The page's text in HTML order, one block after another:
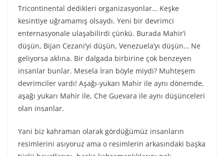
Tricontinental dedikleri organizasyonlar… Keşke
kesintiye uğramamış olsaydı. Yeni bir devrimci
enternasyonale ulaşabilirdi çünkü. Burada Mahir’i
düşün, Bijan Cezani’yi düşün, Venezuela’yı düşün… Ne
geliyorsa aklına. Bir dalgada birbirine çok benzeyen
insanlar bunlar. Mesela İran böyle miydi? Muhteşem
devrimciler vardı! Aşağı-yukarı Mahir ile aynı dönemde,
aşağı yukarı Mahir ile, Che Guevara ile aynı düşünceleri
olan insanlar.
Yani biz kahraman olarak gördüğümüz insanların
resimlerini asıyoruz ama o resimlerin arkasındaki başka